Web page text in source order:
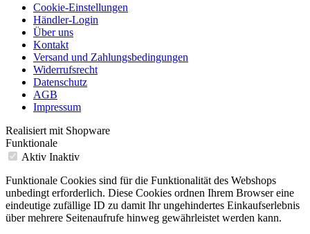
Cookie-Einstellungen
Händler-Login
Über uns
Kontakt
Versand und Zahlungsbedingungen
Widerrufsrecht
Datenschutz
AGB
Impressum
Realisiert mit Shopware
Funktionale
Aktiv Inaktiv
Funktionale Cookies sind für die Funktionalität des Webshops
unbedingt erforderlich. Diese Cookies ordnen Ihrem Browser eine
eindeutige zufällige ID zu damit Ihr ungehindertes Einkaufserlebnis
über mehrere Seitenaufrufe hinweg gewährleistet werden kann.